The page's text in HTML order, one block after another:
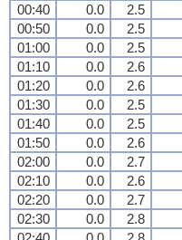
00:40
0.0 2.5
00:50
0.0 2.5
01:00
0.0 2.5
01:10
0.0 2.6
01:20
0.0 2.6
01:30
0.0 2.5
01:40
0.0 2.5
01:50
0.0 2.6
02:00
0.0 2.7
02:10
0.0 2.6
02:20
0.0 2.7
02:30
0.0 2.8